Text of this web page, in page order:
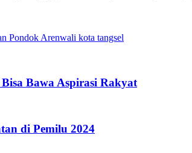
Pondok Arenwali kota tangsel
Bawa Aspirasi Rakyat
di Pemilu 2024